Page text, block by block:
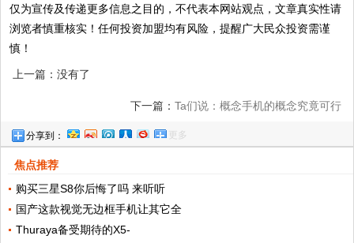
仅为宣传及传递更多信息之目的，不代表本网站观点，文章真实性请
浏览者慎重核实！任何投资加盟均有风险，提醒广大民众投资需谨
慎！
上一篇：没有了
下一篇： Ta们说：概念手机的概念究竟可行
分享到： 更多
焦点推荐
购买三星S8你后悔了吗 来听听
国产这款视觉无边框手机让其它全
Thuraya备受期待的X5-